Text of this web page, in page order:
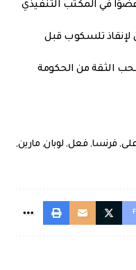
في المكتب التنفيذي
لإنقاذ تلسكوب قبل
الثقة من الحكومة
, فرنسا, فعل, لوبان, مارين,